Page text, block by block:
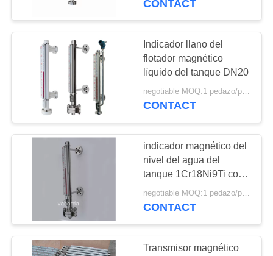
PRIVACY
POLICY
CONTACT
Indicador llano del
flotador magnético
líquido del tanque DN20
negotiable MOQ:1 pedazo/pedazo
CONTACT
indicador magnético del
nivel del agua del
tanque 1Cr18Ni9Ti con
la radio Rs485
negotiable MOQ:1 pedazo/pedazo
CONTACT
Transmisor magnético